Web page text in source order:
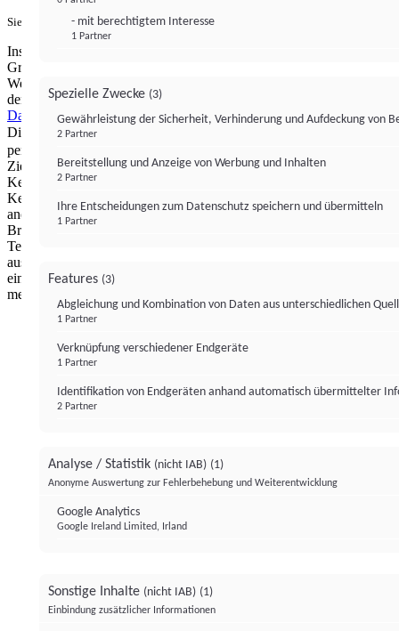
Sie haben ein PUR-Abo?Hier anmelden.
Institutional Money mit Werbung: Wir nutzen aus wirtschaftlichen
Gründen die Möglichkeit, unsere Webseite Dritten als digitalen
Werbeplatz zur Verfügung zu stellen. Über Verarbeitungen, die in
der Verantwortung von uns liegen, können Sie sich in unserer
Datenschutzerklärungnäher informieren.Zur Bereitstellung unserer
Dienste nutzen wir Technologien von
personalisierte Werbung, Messung von Werbeleistung und
Zielgruppenforschung. Cookies, Endgeräte- oder ähnliche Online-
Kennungen (z. B. login-basierte Kennungen, zufällig generierte
Kennungen, netzwerkbasierte Kennungen) können zusammen mit
anderen Informationen (z. B. Browsertyp und
Browserinformationen, Sprache, Bildschirmgröße, unterstützte
Technologien usw.) auf Ihrem Endgerät gespeichert oder von dort
ausgelesen werden, um es jedes Mal wiederzuerkennen, wenn es
eine App oder einer Webseite aufruft. Dies geschieht für einen oder
mehrere der hier aufgeführten Verarbeitungszwecke.
- mit berechtigtem Interesse
1 Partner
Spezielle Zwecke (3)
Gewährleistung der Sicherheit, Verhinderung und Aufdeckung von
2 Partner
Bereitstellung und Anzeige von Werbung und Inhalten
2 Partner
Ihre Entscheidungen zum Datenschutz speichern und übermitteln
1 Partner
Features (3)
Abgleichung und Kombination von Daten aus unterschiedlichen
1 Partner
Verknüpfung verschiedener Endgeräte
1 Partner
Identifikation von Endgeräten anhand automatisch übermittelter
2 Partner
Analyse / Statistik (nicht IAB) (1)
Anonyme Auswertung zur Fehlerbehebung und Weiterentwicklung
Google Analytics
Google Ireland Limited, Irland
Sonstige Inhalte (nicht IAB) (1)
Einbindung zusätzlicher Informationen
Institutional Money
ImpressumDatenschutzerklärung